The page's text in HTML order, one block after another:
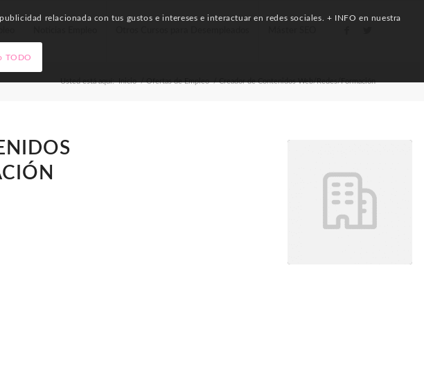
Usted está aquí: Inicio / Ofertas de Empleo / Creador de Contenidos Web/Redes/Formación
relacionada con tus gustos e intereses e interactuar en redes sociales. + INFO en nuestra
TODO